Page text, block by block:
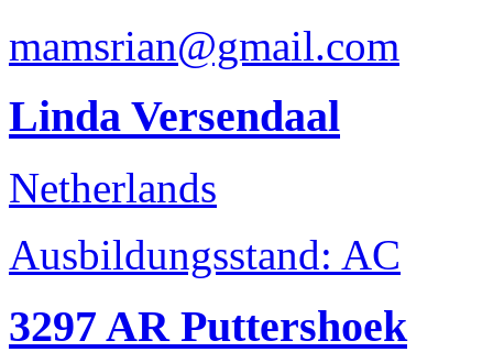
mamsrian@gmail.com
Linda Versendaal
Netherlands
Ausbildungsstand: AC
3297 AR Puttershoek